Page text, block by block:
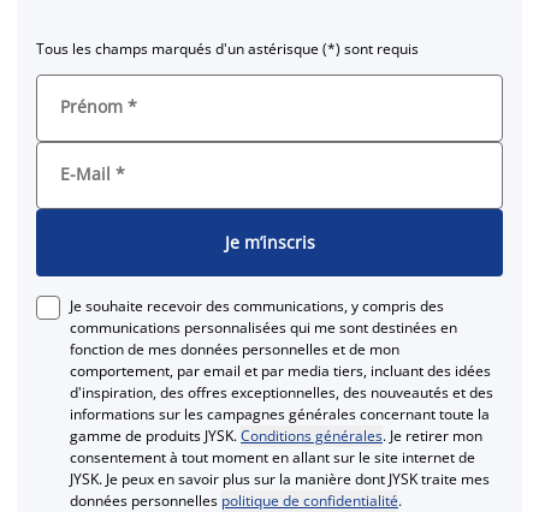
Tous les champs marqués d'un astérisque (*) sont requis
Prénom *
E-Mail *
Je m’inscris
Je souhaite recevoir des communications, y compris des
communications personnalisées qui me sont destinées en
fonction de mes données personnelles et de mon
comportement, par email et par media tiers, incluant des idées
d'inspiration, des offres exceptionnelles, des nouveautés et des
informations sur les campagnes générales concernant toute la
gamme de produits JYSK.Conditions générales. Je retirer mon
consentement à tout moment en allant sur le site internet de
JYSK. Je peux en savoir plus sur la manière dont JYSK traite mes
données personnelles politique de confidentialité.